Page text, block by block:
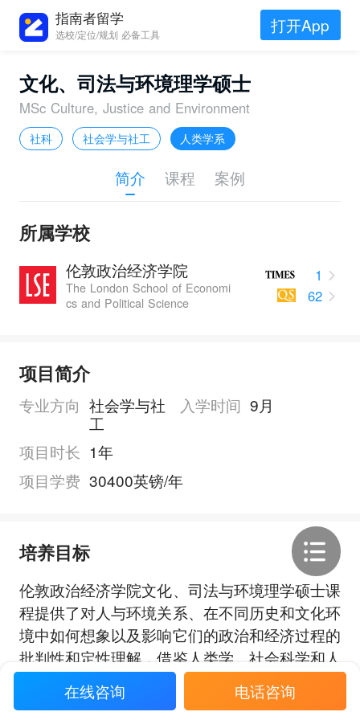
指南者留学
选校/定位/规划 必备工具 打开App
文化、司法与环境理学硕士
MSc Culture, Justice and Environment
社科 社会学与社工 人类学系
简介 课程 案例
所属学校
伦敦政治经济学院
The London School of Economi
cs and Political Science
1
62
项目简介
专业方向 社会学与社
工
入学时间 9月
项目时长 1年
项目学费 30400英镑/年
培养目标
伦敦政治经济学院文化、司法与环境理学硕士课
程提供了对人与环境关系、在不同历史和文化环
境中如何想象以及影响它们的政治和经济过程的
批判性和定性理解，借鉴人类学、社会科学和人
文科学的分析方法和见解，更广泛地考虑人们与
景观的关系如何以及为什么发生了变化，他们如
在线咨询 电话咨询